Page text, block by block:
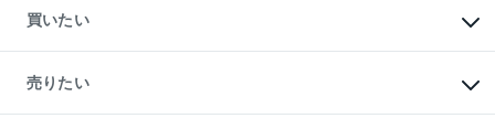
買いたい
新築・分譲マンションの購入
中古マンションの購入
一戸建ての購入
売りたい